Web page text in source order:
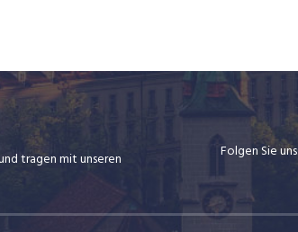
tragen mit unseren
Folgen Sie uns